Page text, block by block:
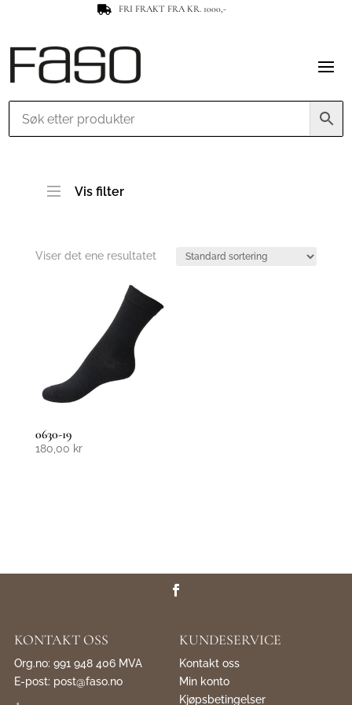
 FRI FRAKT FRA KR. 1000,-
Vis filter
Viser det ene resultatet
0630-19
180,00 kr
KONTAKT OSS
Org.no: 991 948 406 MVA
E-post: post@faso.no
KUNDESERVICE
Kontakt oss
Min konto
Kjøpsbetingelser